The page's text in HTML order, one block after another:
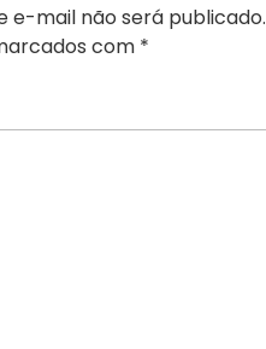
e-mail não será publicado.
com *